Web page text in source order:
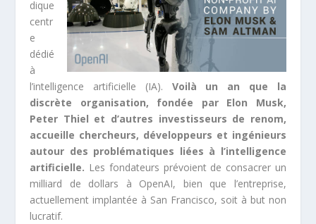
dique
centr
e
dédié
à
l’intelligence artificielle (IA). Voilà un an que la
discrète organisation, fondée par Elon Musk,
Peter Thiel et d’autres investisseurs de renom,
accueille chercheurs, développeurs et ingénieurs
autour des problématiques liées à l’intelligence
artificielle. Les fondateurs prévoient de consacrer un
milliard de dollars à OpenAI, bien que l’entreprise,
actuellement implantée à San Francisco, soit à but non
lucratif.